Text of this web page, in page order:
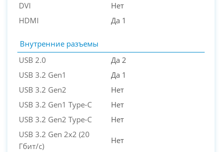
DVI
Нет
HDMI
Да 1
Внутренние разъемы
USB 2.0
Да 2
USB 3.2 Gen1
Да 1
USB 3.2 Gen2
Нет
USB 3.2 Gen1 Type-C
Нет
USB 3.2 Gen2 Type-C
Нет
USB 3.2 Gen 2x2 (20
Гбит/с)
Нет